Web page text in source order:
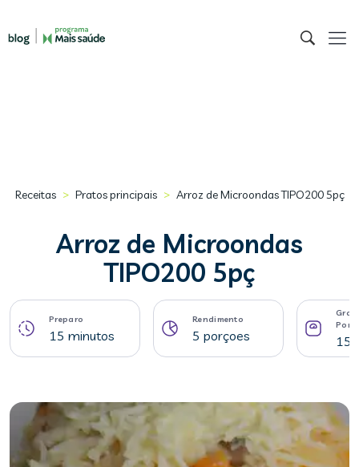
Receitas > Pratos principais > Arroz de Microondas TIPO200 5pç
Arroz de Microondas
TIPO200 5pç
Preparo
15 minutos
Rendimento
5 porçoes